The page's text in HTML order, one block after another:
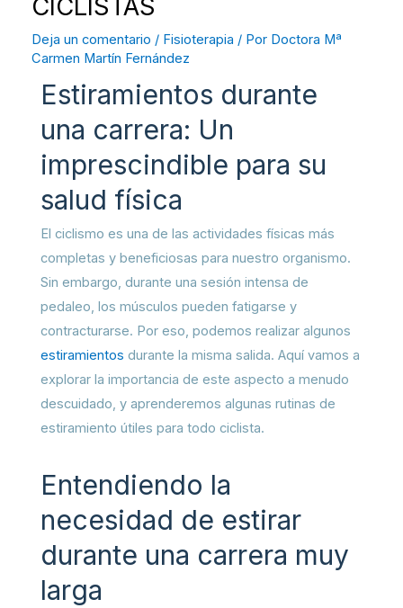
CICLISTAS
Deja un comentario / Fisioterapia / Por Doctora Mª
Carmen Martín Fernández
Estiramientos durante
una carrera: Un
imprescindible para su
salud física
El ciclismo es una de las actividades físicas más
completas y beneficiosas para nuestro organismo.
Sin embargo, durante una sesión intensa de
pedaleo, los músculos pueden fatigarse y
contracturarse. Por eso, podemos realizar algunos
estiramientos durante la misma salida. Aquí vamos a
explorar la importancia de este aspecto a menudo
descuidado, y aprenderemos algunas rutinas de
estiramiento útiles para todo ciclista.
Entendiendo la
necesidad de estirar
durante una carrera muy
larga